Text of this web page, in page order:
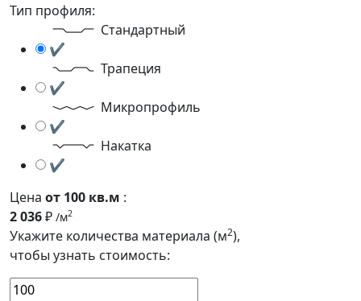
Тип профиля:
Стандартный
✔
Трапеция
✔
Микропрофиль
✔
Накатка
✔
Цена от 100 кв.м :
2 036₽ /м2
Укажите количества материала (м2),
чтобы узнать стоимость: